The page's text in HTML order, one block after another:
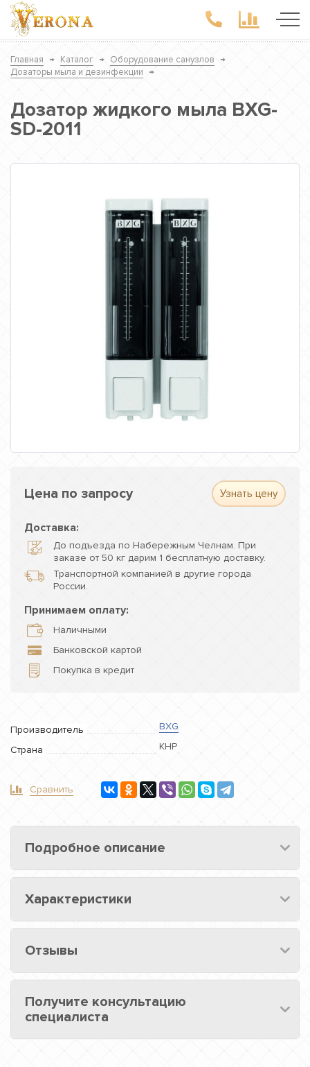
Главная → Каталог → Оборудование санузлов
→
Дозаторы мыла и дезинфекции
→
Дозатор жидкого мыла BXG-
SD-2011
Цена по запросу Узнать цену
Доставка:
До подъезда по Набережным Челнам. При
заказе от 50 кг дарим 1 бесплатную доставку.
Транспортной компанией в другие города
России.
Принимаем оплату:
Наличными
Банковской картой
Покупка в кредит
Производитель
BXG
Страна
КНР
Сравнить
Подробное описание
Характеристики
Отзывы
Получите консультацию
специалиста